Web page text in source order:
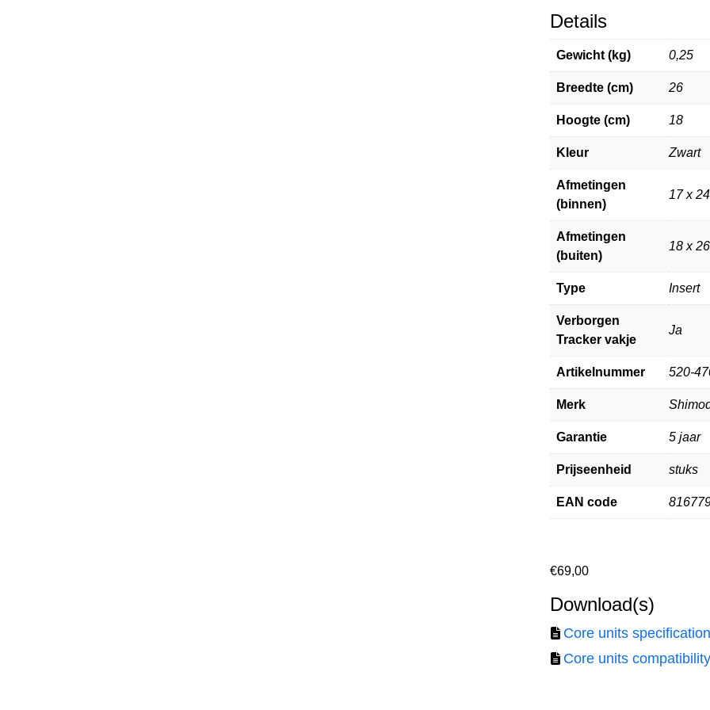
Details
Gewicht (kg) 0,25
Breedte (cm) 26
Hoogte (cm) 18
Kleur Zwart
Afmetingen
(binnen)
17 x
Afmetingen
(buiten)
18 x
Type Insert
Verborgen
Tracker vakje
Ja
Artikelnummer 520-
Merk
Garantie 5 jaar
Prijseenheid stuks
EAN code
€69,00
Download(s)
Core units
Core units compatibility